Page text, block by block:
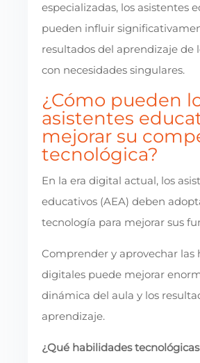
especializadas, los asistentes
pueden influir
resultados del aprendizaje de
con necesidades singulares.
¿Cómo pueden
asistentes
mejorar su
tecnológica?
En la era digital actual, los
educativos (AEA) deben
tecnología para mejorar sus
Comprender y aprovechar las
digitales puede mejorar
dinámica del aula y los
aprendizaje.
¿Qué habilidades